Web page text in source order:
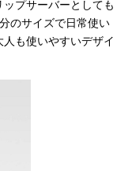
プサーバーとしても
のサイズで日常使い
も使いやすいデザイ